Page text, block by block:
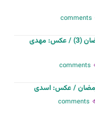
آئین ترتیل خوانی ماه مبارک رمضان (3) / عکس: مهدی
رمضان / عکس: اسدی